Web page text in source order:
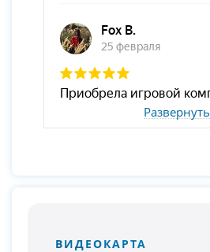
Развернуть
ВИДЕОКАРТА